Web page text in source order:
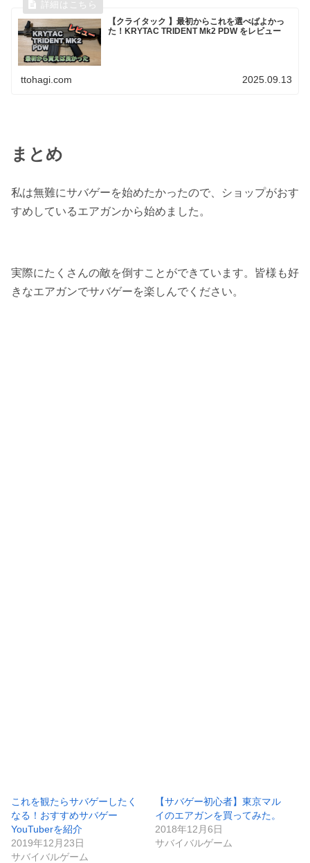
【クライタック 】最初からこれを選べばよかっ
た！KRYTAC TRIDENT Mk2 PDW をレビュー
ttohagi.com 2025.09.13
まとめ
私は無難にサバゲーを始めたかったので、ショップがおす
すめしているエアガンから始めました。
実際にたくさんの敵を倒すことができています。皆様も好
きなエアガンでサバゲーを楽しんでください。
これを観たらサバゲーしたく
なる！おすすめサバゲー
YouTuberを紹介
2019年12月23日
サバイバルゲーム
【サバゲー初心者】東京マル
イのエアガンを買ってみた。
2018年12月6日
サバイバルゲーム